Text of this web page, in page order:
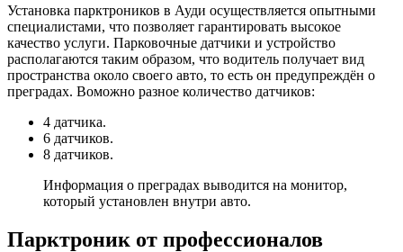
Установка парктроников в Ауди осуществляется опытными
специалистами, что позволяет гарантировать высокое
качество услуги. Парковочные датчики и устройство
располагаются таким образом, что водитель получает вид
пространства около своего авто, то есть он предупреждён о
преградах. Воможно разное количество датчиков:
4 датчика.
6 датчиков.
8 датчиков.
Информация о преградах выводится на монитор,
который установлен внутри авто.
Парктроник от профессионалов